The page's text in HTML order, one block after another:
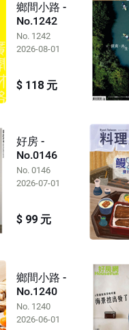
鄉間小路 -
No.1242
No. 1242
2026-08-01
$ 118 元
好房 -
No.0146
No. 0146
2026-07-01
$ 99 元
鄉間小路 -
No.1240
No. 1240
2026-06-01